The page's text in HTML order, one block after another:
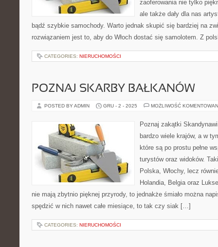
zaoferowania nie tylko
ale także dały dla nas
bądź szybkie samochody. Warto jednak skupić się bardziej na
rozwiązaniem jest to, aby do Włoch dostać się samolotem. Z
CATEGORIES: NIERUCHOMOŚCI
POZNAJ SKARBY BAŁKANÓW
POSTED BY ADMIN GRU - 2 - 2025 MOŻLIWOŚĆ
Poznaj zakątki
bardzo wiele krajów, a w
które są po prostu pełne
turystów oraz widoków.
Polska, Włochy, lecz
Holandia, Belgia oraz
nie mają zbytnio pięknej przyrody, to jednakże śmiało można
spędzić w nich nawet całe miesiące, to tak czy siak […]
CATEGORIES: NIERUCHOMOŚCI